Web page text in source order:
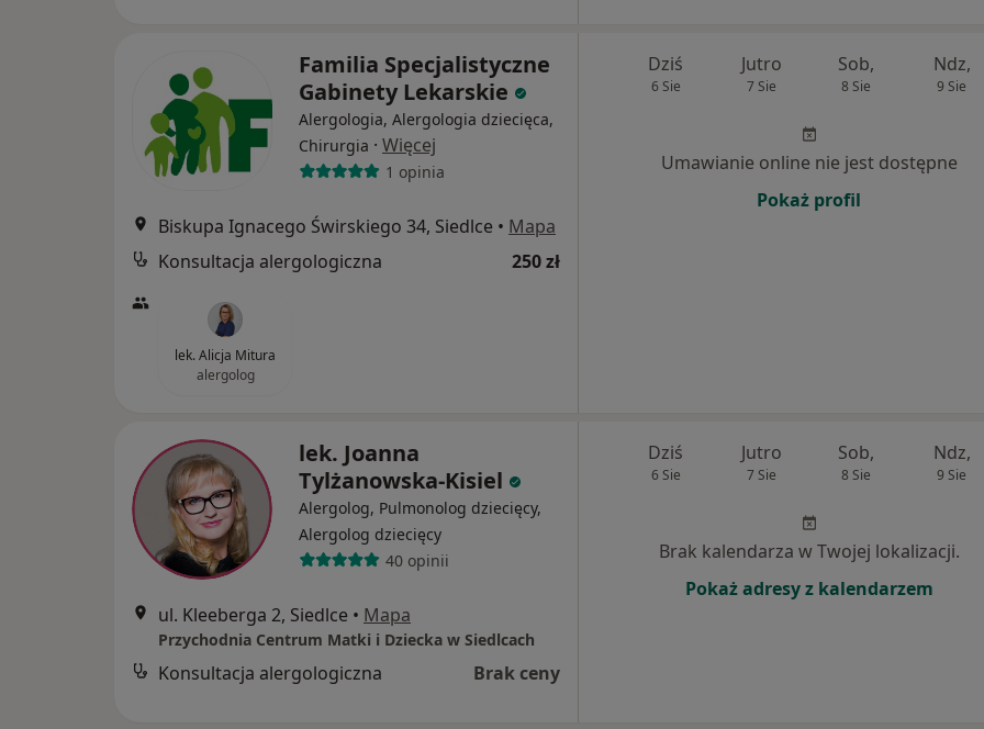
Familia Specjalistyczne
Gabinety Lekarskie
Alergologia, Alergologia dziecięca,
Chirurgia · Więcej
1 opinia
Biskupa Ignacego Świrskiego 34, Siedlce • Mapa
Konsultacja alergologiczna
250 zł
lek. Alicja Mitura
alergolog
Dziś
6 Sie
Jutro
7 Sie
Sob,
8 Sie
Ndz,
9 Sie
Umawianie online nie jest dostępne
Pokaż profil
lek. Joanna
Tylżanowska-Kisiel
Alergolog, Pulmonolog dziecięcy,
Alergolog dziecięcy
40 opinii
ul. Kleeberga 2, Siedlce • Mapa
Przychodnia Centrum Matki i Dziecka w Siedlcach
Konsultacja alergologiczna Brak ceny
Dziś
6 Sie
Jutro
7 Sie
Sob,
8 Sie
Ndz,
9 Sie
Brak kalendarza w Twojej lokalizacji.
Pokaż adresy z kalendarzem